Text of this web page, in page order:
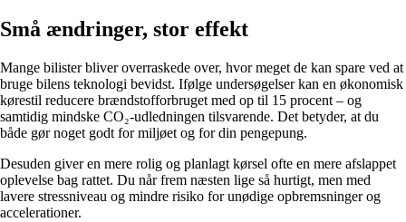
Små ændringer, stor effekt
Mange bilister bliver overraskede over, hvor meget de kan spare ved at
bruge bilens teknologi bevidst. Ifølge undersøgelser kan en økonomisk
kørestil reducere brændstofforbruget med op til 15 procent – og
samtidig mindske CO₂-udledningen tilsvarende. Det betyder, at du
både gør noget godt for miljøet og for din pengepung.
Desuden giver en mere rolig og planlagt kørsel ofte en mere afslappet
oplevelse bag rattet. Du når frem næsten lige så hurtigt, men med
lavere stressniveau og mindre risiko for unødige opbremsninger og
accelerationer.